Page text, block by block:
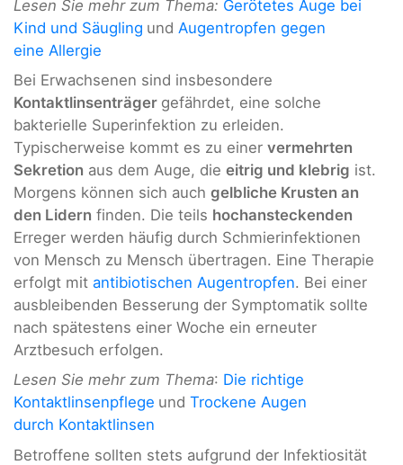
Lesen Sie mehr zum Thema: Gerötetes Auge bei
Kind und Säugling und Augentropfen gegen
eine Allergie
Bei Erwachsenen sind insbesondere
Kontaktlinsenträger gefährdet, eine solche
bakterielle Superinfektion zu erleiden.
Typischerweise kommt es zu einer vermehrten
Sekretion aus dem Auge, die eitrig und klebrig ist.
Morgens können sich auch gelbliche Krusten an
den Lidern finden. Die teils hochansteckenden
Erreger werden häufig durch Schmierinfektionen
von Mensch zu Mensch übertragen. Eine Therapie
erfolgt mit antibiotischen Augentropfen. Bei einer
ausbleibenden Besserung der Symptomatik sollte
nach spätestens einer Woche ein erneuter
Arztbesuch erfolgen.
Lesen Sie mehr zum Thema: Die richtige
Kontaktlinsenpflege und Trockene Augen
durch Kontaktlinsen
Betroffene sollten stets aufgrund der Infektiosität